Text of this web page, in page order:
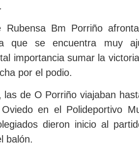
.
Rubensa Bm Porriño
que se encuentra muy
importancia sumar la
por el podio.
de O Porriño viajaban
en el Polideportivo
dieron inicio al
balón.